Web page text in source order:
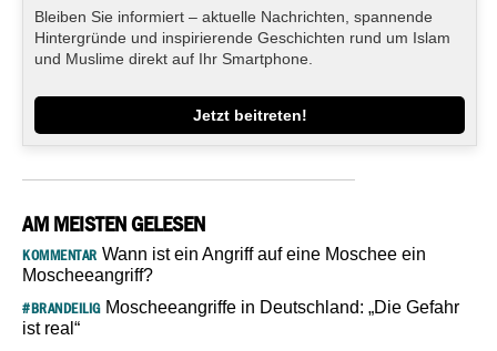
Bleiben Sie informiert – aktuelle Nachrichten, spannende
Hintergründe und inspirierende Geschichten rund um Islam
und Muslime direkt auf Ihr Smartphone.
Jetzt beitreten!
AM MEISTEN GELESEN
KOMMENTAR Wann ist ein Angriff auf eine Moschee ein
Moscheeangriff?
#BRANDEILIGMoscheeangriffe in Deutschland: „Die Gefahr
ist real“